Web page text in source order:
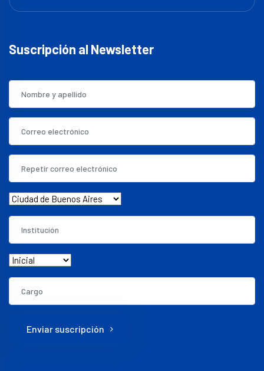
Suscripción al Newsletter
Enviar suscripción